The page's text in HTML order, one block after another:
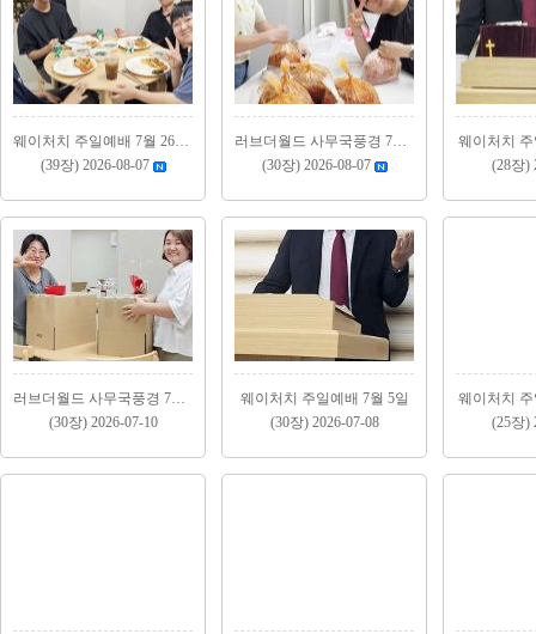
웨이처치 주일예배 7월 26일, 8월 2일
(39장) 2026-08-07
러브더월드 사무국풍경 7월(2)
(30장) 2026-08-07
웨이처치
(28장)
러브더월드 사무국풍경 7월(1)
(30장) 2026-07-10
웨이처치 주일예배 7월 5일
(30장) 2026-07-08
웨이처치
(25장)